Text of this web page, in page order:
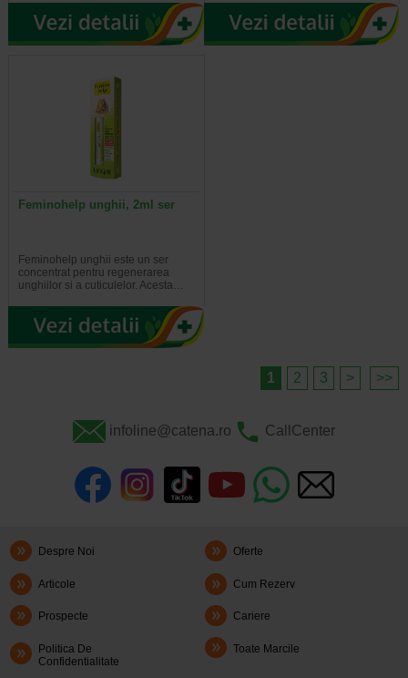
Feminohelp unghii, 2ml ser
Feminohelp unghii este un ser
concentrat pentru regenerarea
unghiilor si a cuticulelor. Acesta…
1 2 3 > >>
infoline@catena.ro CallCenter
Despre Noi Oferte
Articole Cum Rezerv
Prospecte Cariere
Politica De
Confidentialitate
Toate Marcile